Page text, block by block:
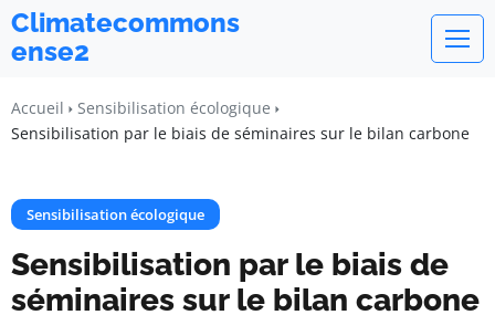
Climatecommons
ense2
Accueil
Sensibilisation écologique
Sensibilisation par le biais de séminaires sur le bilan carbone
Sensibilisation écologique
Sensibilisation par le biais de
séminaires sur le bilan carbone